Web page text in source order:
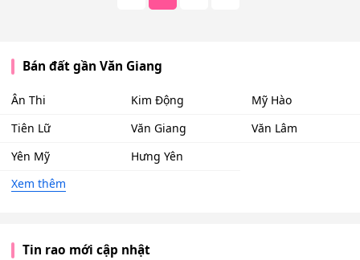
Bán đất gần Văn Giang
Ân Thi Kim Động
Mỹ Hào
Tiên Lữ
Văn Giang
Văn Lâm
Yên Mỹ
Hưng Yên
Xem thêm
Tin rao mới cập nhật